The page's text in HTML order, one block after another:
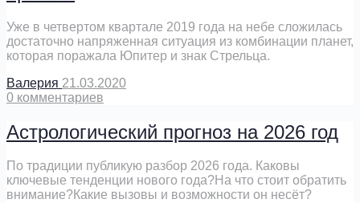
Уже в четвертом квартале 2019 года на небе сложилась
достаточно напряженная ситуация из комбинации планет,
которая поражала Юпитер и знак Стрельца.
Валерия 21.03.2020
0 комментариев
Астрологический прогноз на 2026 год
По традиции публикую разбор 2026 года. Каковы
ключевые тенденции нового года?На что стоит обратить
внимание?Какие вызовы и возможности он несёт?